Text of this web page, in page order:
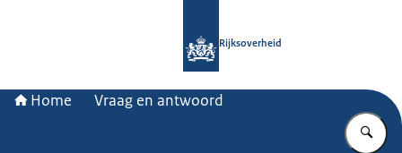
Rijksoverheid
Home Vraag en antwoord